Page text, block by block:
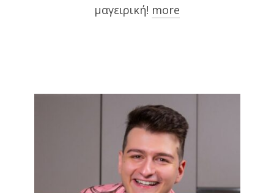
μαγειρική! more